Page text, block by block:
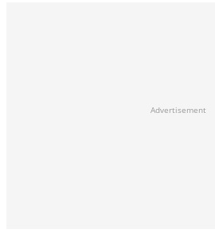
Advertisement